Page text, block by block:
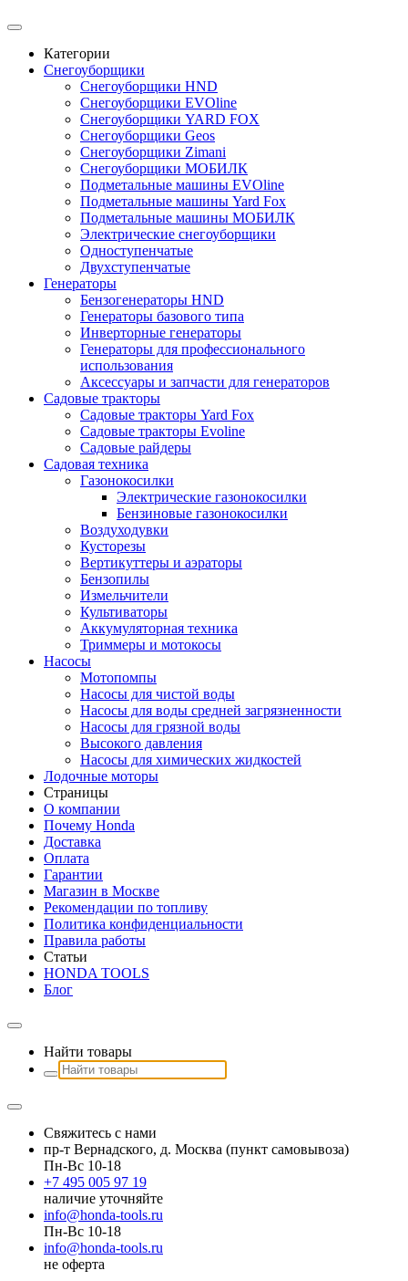
Категории
Снегоуборщики
Снегоуборщики HND
Снегоуборщики EVOline
Снегоуборщики YARD FOX
Снегоуборщики Geos
Снегоуборщики Zimani
Снегоуборщики МОБИЛК
Подметальные машины EVOline
Подметальные машины Yard Fox
Подметальные машины МОБИЛК
Электрические снегоуборщики
Одноступенчатые
Двухступенчатые
Генераторы
Бензогенераторы HND
Генераторы базового типа
Инверторные генераторы
Генераторы для профессионального
использования
Аксессуары и запчасти для генераторов
Садовые тракторы
Садовые тракторы Yard Fox
Садовые тракторы Evoline
Садовые райдеры
Садовая техника
Газонокосилки
Электрические газонокосилки
Бензиновые газонокосилки
Воздуходувки
Кусторезы
Вертикуттеры и аэраторы
Бензопилы
Измельчители
Культиваторы
Аккумуляторная техника
Триммеры и мотокосы
Насосы
Мотопомпы
Насосы для чистой воды
Насосы для воды средней загрязненности
Насосы для грязной воды
Высокого давления
Насосы для химических жидкостей
Лодочные моторы
Страницы
О компании
Почему Honda
Доставка
Оплата
Гарантии
Магазин в Москве
Рекомендации по топливу
Политика конфиденциальности
Правила работы
Статьи
HONDA TOOLS
Блог
Найти товары
Свяжитесь с нами
пр-т Вернадского, д. Москва (пункт самовывоза)
Пн-Вс 10-18
+7 495 005 97 19
наличие уточняйте
info@honda-tools.ru
Пн-Вс 10-18
info@honda-tools.ru
не оферта